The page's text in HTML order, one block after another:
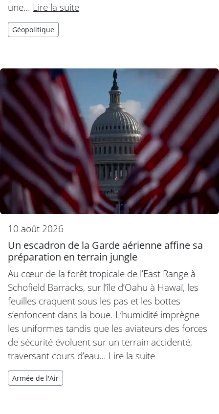
une… Lire la suite
Géopolitique
10 août 2026
Un escadron de la Garde aérienne affine sa
préparation en terrain jungle
Au cœur de la forêt tropicale de l’East Range à
Schofield Barracks, sur l’île d’Oahu à Hawaï, les
feuilles craquent sous les pas et les bottes
s’enfoncent dans la boue. L’humidité imprègne
les uniformes tandis que les aviateurs des forces
de sécurité évoluent sur un terrain accidenté,
traversant cours d’eau… Lire la suite
Armée de l'Air